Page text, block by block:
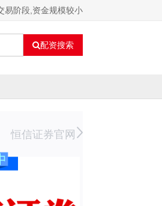
易阶段,资金规模较小
配资搜索
恒信证券官网